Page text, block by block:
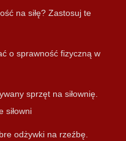
na siłę? Zastosuj te
o sprawność fizyczną w
sprzęt na siłownię.
siłowni
odżywki na rzeźbę.